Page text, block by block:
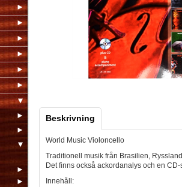
Beskrivning
World Music Violoncello
Traditionell musik från Brasilien,
Det finns också ackordanalys och en
Innehåll: